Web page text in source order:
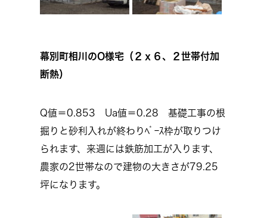
幕別町相川のO様宅（２ｘ６、２世帯付加
断熱）
Q値＝0.853 Ua値＝0.28 基礎工事の根
掘りと砂利入れが終わりﾍﾞｰｽ枠が取りつけ
られます、来週には鉄筋加工が入ります、
農家の2世帯なので建物の大きさが79.25
坪になります。